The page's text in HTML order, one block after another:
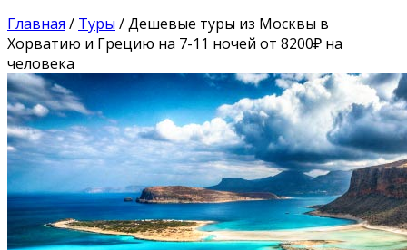
Главная / Туры /Дешевые туры из Москвы в
Хорватию и Грецию на 7-11 ночей от 8200₽ на
человека